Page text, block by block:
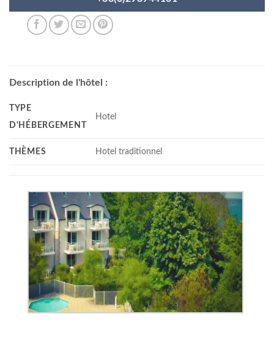
Description de l'hôtel :
TYPE
D'HÉBERGEMENT
Hotel
THÈMES Hotel traditionnel